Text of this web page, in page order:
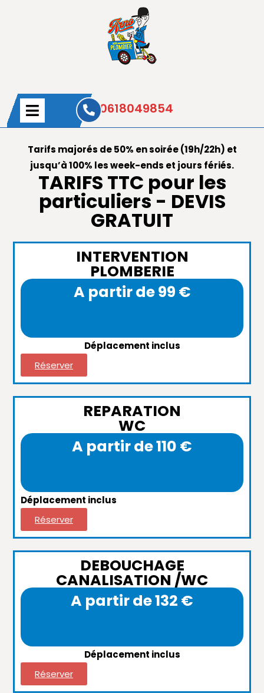
0618049854
Tarifs majorés de 50% en soirée (19h/22h) et
jusqu’à 100% les week-ends et jours fériés.
TARIFS TTC pour les
particuliers - DEVIS
GRATUIT
INTERVENTION
PLOMBERIE
A partir de 99 €
Déplacement inclus
Réserver
REPARATION
WC
A partir de 110 €
Déplacement inclus
Réserver
DEBOUCHAGE
CANALISATION /WC
A partir de 132 €
Déplacement inclus
Réserver